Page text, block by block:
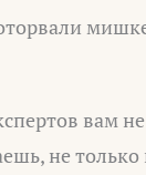
вам
не